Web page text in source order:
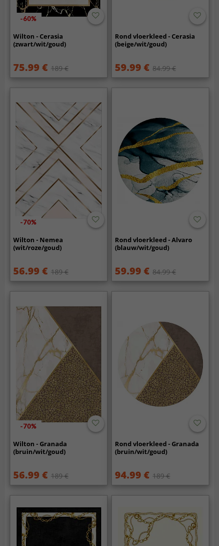
-60%
Wilton - Cerasia
(zwart/wit/goud)
75.99 € 189 €
Rond vloerkleed - Cerasia
(beige/wit/goud)
59.99 € 84.99 €
-70%
Wilton - Nemea
(wit/roze/goud)
56.99 € 189 €
Rond vloerkleed - Alvaro
(blauw/wit/goud)
59.99 € 84.99 €
-70%
Wilton - Granada
(bruin/wit/goud)
56.99 € 189 €
Rond vloerkleed - Granada
(bruin/wit/goud)
94.99 € 189 €